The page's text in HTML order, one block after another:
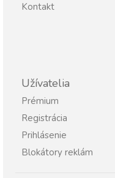
Kontakt
Užívatelia
Prémium
Registrácia
Prihlásenie
Blokátory reklám